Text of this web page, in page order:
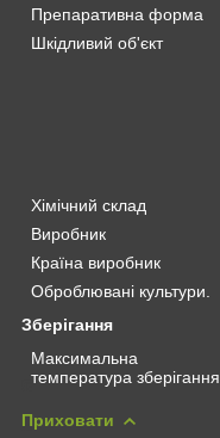
Препаративна форма
Шкідливий об'єкт
Хімічний склад
Виробник
Країна виробник
Оброблювані культури.
Зберігання
Максимальна
температура зберігання
Приховати